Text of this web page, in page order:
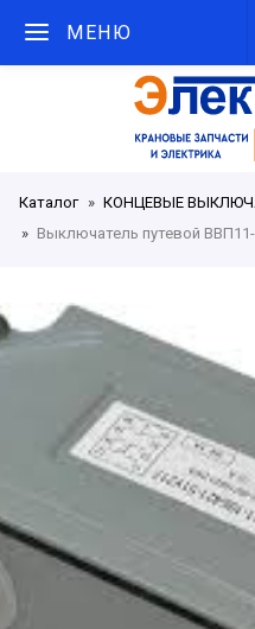
МЕНЮ
Каталог КОНЦЕВЫЕ
Выключатель путевой